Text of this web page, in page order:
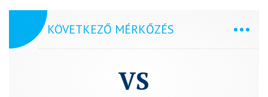
KÖVETKEZŐ MÉRKŐZÉS
VS